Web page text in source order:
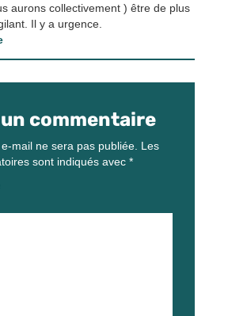
aurons collectivement ) être de plus
Il y a urgence.
commentaire
mail ne sera pas publiée. Les
sont indiqués avec *